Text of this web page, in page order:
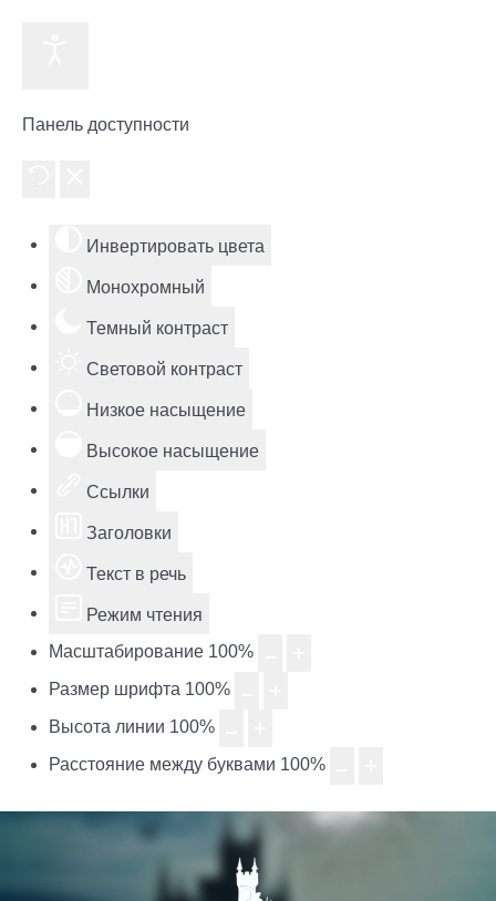
Панель доступности
Инвертировать цвета
Монохромный
Темный контраст
Световой контраст
Низкое насыщение
Высокое насыщение
Ссылки
Заголовки
Текст в речь
Режим чтения
Масштабирование 100%
Размер шрифта 100%
Высота линии 100%
Расстояние между буквами 100%